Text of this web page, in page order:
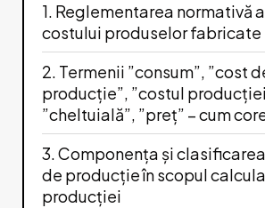
1. Reglementarea normativă
costului produselor fabricate
2. Termenii ”consum”, ”cost
producție”, ”costul
”cheltuială”, ”preț” – cum
3. Componența și
de producție în scopul
producției